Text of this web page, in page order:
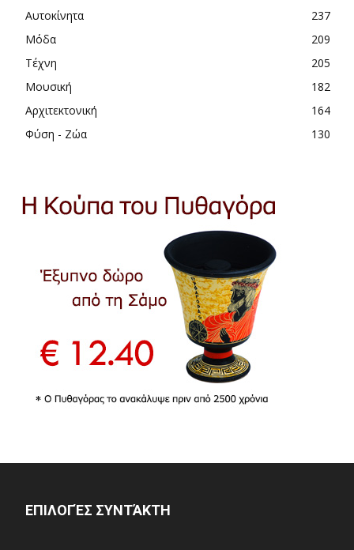
Αυτοκίνητα
237
Μόδα
209
Τέχνη
205
Μουσική
182
Αρχιτεκτονική
164
Φύση - Ζώα
130
ΕΠΙΛΟΓΈΣ ΣΥΝΤΆΚΤΗ